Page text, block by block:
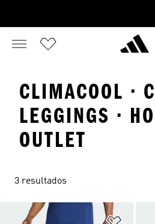
CLIMACOOL ·
LEGGINGS ·
OUTLET
3 resultados